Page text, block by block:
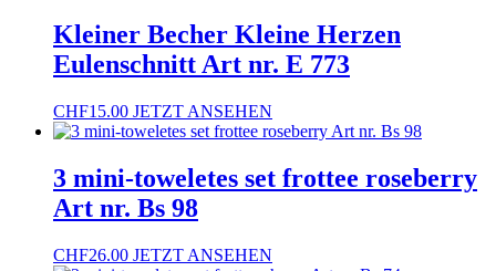
Kleiner Becher Kleine Herzen
Eulenschnitt Art nr. E 773
CHF15.00 JETZT ANSEHEN
3 mini-toweletes set frottee roseberry
Art nr. Bs 98
CHF26.00 JETZT ANSEHEN